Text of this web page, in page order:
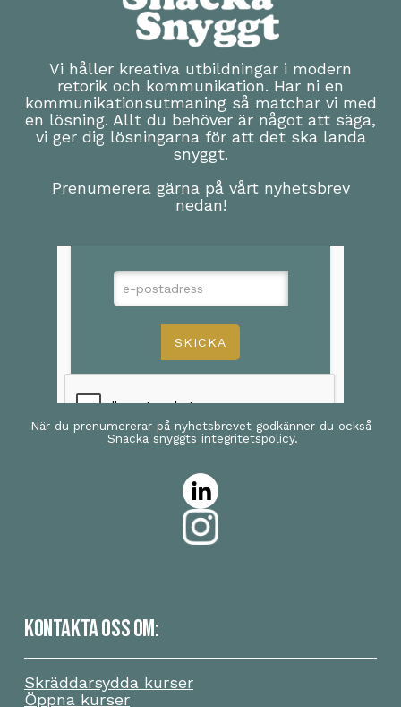
Vi håller kreativa utbildningar i modern
retorik och kommunikation. Har ni en
kommunikationsutmaning så matchar vi med
en lösning. Allt du behöver är något att säga,
vi ger dig lösningarna för att det ska landa
snyggt.
Prenumerera gärna på vårt nyhetsbrev
nedan!
När du prenumererar på nyhetsbrevet godkänner du också
Snacka snyggts integritetspolicy.
KONTAKTA OSS OM:
Skräddarsydda kurser
Öppna kurser